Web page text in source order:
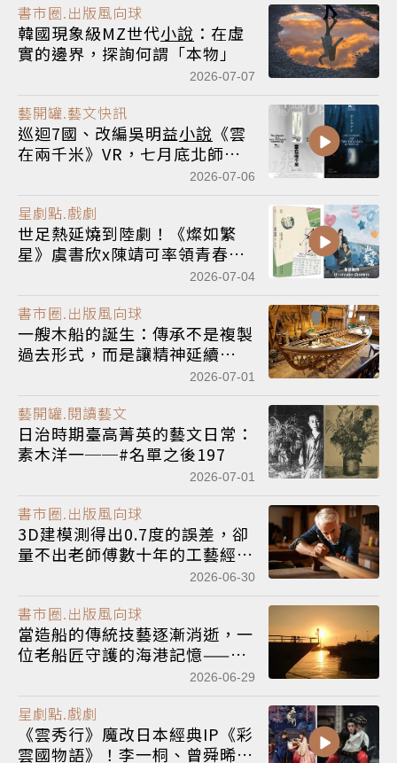
書市圈.出版風向球
韓國現象級MZ世代小說 ：在虛
實的邊界，探詢何謂「本物」
2026-07-07
藝開罐.藝文快訊
巡迴7國、改編吳明益小說 《雲
在兩千米》VR，七月底北師美
術館登場！即日起限量早鳥啟售
2026-07-06
星劇點.戲劇
世足熱延燒到陸劇！《燦如繁
星》虞書欣x陳靖可率領青春球
隊逆襲追夢 7月5日熱血首播
2026-07-04
書市圈.出版風向球
一艘木船的誕生：傳承不是複製
過去形式，而是讓精神延續——
《沒有海的船》連載(三)2026-07-01
藝開罐.閱讀藝文
日治時期臺高菁英的藝文日常：
素木洋一──#名單之後197
2026-07-01
書市圈.出版風向球
3D建模測得出0.7度的誤差，卻
量不出老師傅數十年的工藝經驗
與身體記憶——《沒有海的船》
2026-06-30
書市圈.出版風向球
當造船的傳統技藝逐漸消逝，一
位老船匠守護的海港記憶——
《沒有海的船》連載(一)2026-06-29
星劇點.戲劇
《雲秀行》魔改日本經典IP《彩
雲國物語》！李一桐、曾舜晞先